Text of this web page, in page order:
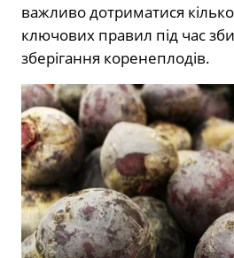
важливо дотриматися
ключових правил під час
зберігання коренеплодів.